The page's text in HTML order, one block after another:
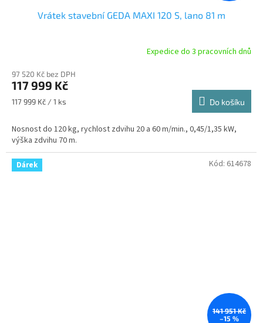
Vrátek stavební GEDA MAXI 120 S, lano 81 m
Expedice do 3 pracovních dnů
97 520 Kč bez DPH
117 999 Kč
Měrná
117 999 Kč / 1 ks Do košíku
Nosnost do 120 kg, rychlost zdvihu 20 a 60 m/min., 0,45/1,35 kW,
výška zdvihu 70 m.
Dárek
141 951 Kč
–15 %
Kód: 614678